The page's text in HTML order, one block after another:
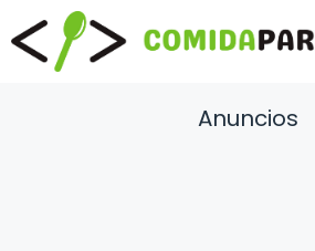
Saltar
al
contenido
Anuncios